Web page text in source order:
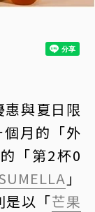
與夏日限
月的「外
「第2杯0
」
是以「芒果